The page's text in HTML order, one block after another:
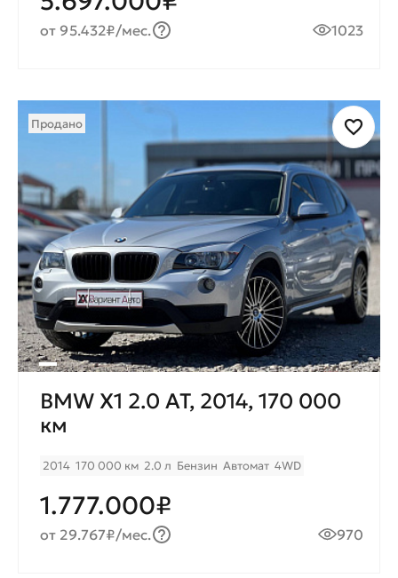
от 95.432₽/мес. 1023
Продано
BMW X1 2.0 AT, 2014, 170 000
км
2014 170 000 км 2.0 л Бензин Автомат 4WD
1.777.000₽
от 29.767₽/мес. 970